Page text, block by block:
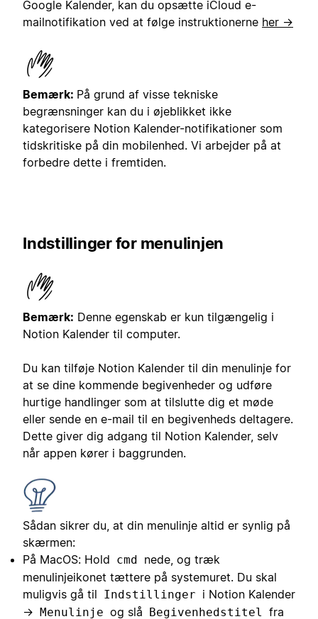
Google Kalender, kan du opsætte iCloud e-
mailnotifikation ved at følge instruktionerne her →
Bemærk: På grund af visse tekniske
begrænsninger kan du i øjeblikket ikke
kategorisere Notion Kalender-notifikationer som
tidskritiske på din mobilenhed. Vi arbejder på at
forbedre dette i fremtiden.
Indstillinger for menulinjen
Bemærk: Denne egenskab er kun tilgængelig i
Notion Kalender til computer.
Du kan tilføje Notion Kalender til din menulinje for
at se dine kommende begivenheder og udføre
hurtige handlinger som at tilslutte dig et møde
eller sende en e-mail til en begivenheds deltagere.
Dette giver dig adgang til Notion Kalender, selv
når appen kører i baggrunden.
Sådan sikrer du, at din menulinje altid er synlig på
skærmen:
På MacOS: Hold cmd nede, og træk
menulinjeikonet tættere på systemuret. Du skal
muligvis gå til Indstillinger i Notion Kalender
→ Menulinje og slå Begivenhedstitel
fra